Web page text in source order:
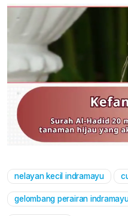
nelayan kecil indramayu
gelombang perairan